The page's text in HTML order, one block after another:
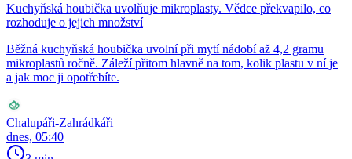
Kuchyňská houbička uvolňuje mikroplasty. Vědce překvapilo, co
rozhoduje o jejich množství
Běžná kuchyňská houbička uvolní při mytí nádobí až 4,2 gramu
mikroplastů ročně. Záleží přitom hlavně na tom, kolik plastu v ní je
a jak moc ji opotřebíte.
Chalupáři-Zahrádkáři
dnes, 05:40